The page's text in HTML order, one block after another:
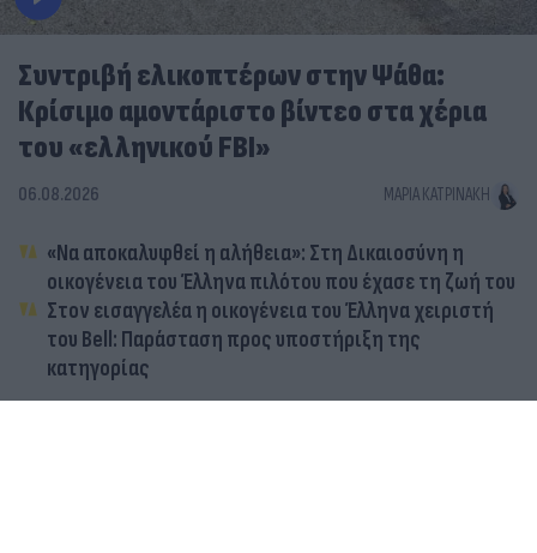
Συντριβή ελικοπτέρων στην Ψάθα:
Κρίσιμο αμοντάριστο βίντεο στα χέρια
του «ελληνικού FBI»
06.08.2026 ΜΑΡΊΑ ΚΑΤΡΙΝΆΚΗ
«Να αποκαλυφθεί η αλήθεια»: Στη Δικαιοσύνη η
οικογένεια του Έλληνα πιλότου που έχασε τη ζωή του
Στον εισαγγελέα η οικογένεια του Έλληνα χειριστή
του Bell: Παράσταση προς υποστήριξη της
κατηγορίας